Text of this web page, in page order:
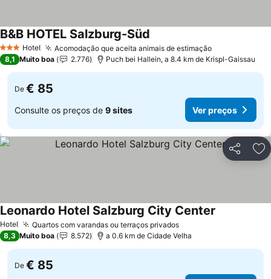
3 EstrelasHotel Acomodação que aceita animais de estimaçãoVer preços
B&B HOTEL Salzburg-Süd
8,1 Muito boa 2.776 Puch bei Hallein, a 8.4 km de Krispl-Gaissau
De € 85
Consulte os preços de 9 sites Ver preços
Partilhar
Hotel Quartos com varandas ou terraços privadosVer preços
Leonardo Hotel Salzburg City Center
8,3 Muito boa 8.572 a 0.6 km de Cidade Velha
De € 85